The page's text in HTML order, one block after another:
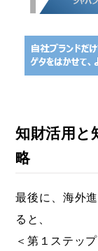
知財活用と
略
最後に、海外
ると、
＜第１ステッ